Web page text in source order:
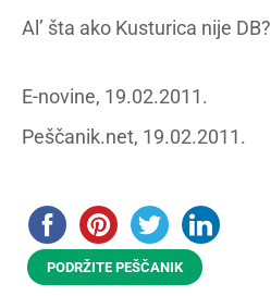
Al’ šta ako Kusturica nije DB?
E-novine, 19.02.2011.
Peščanik.net, 19.02.2011.
PODRŽITE PEŠČANIK